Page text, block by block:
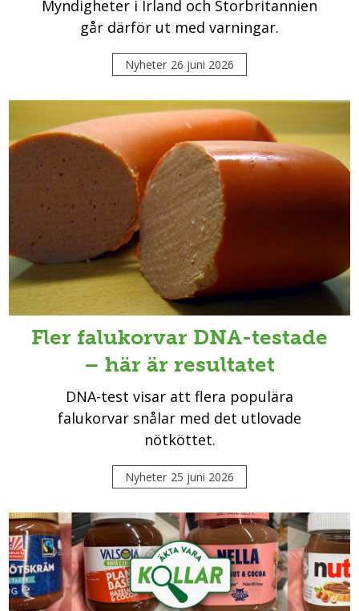
Myndigheter i Irland och Storbritannien
går därför ut med varningar.
Nyheter 26 juni 2026
Fler falukorvar DNA-testade
– här är resultatet
DNA-test visar att flera populära
falukorvar snålar med det utlovade
nötköttet.
Nyheter 25 juni 2026